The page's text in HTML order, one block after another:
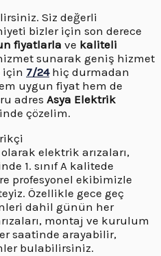
Siz değerli
bizler için son derece
fiyatlarla ve kaliteli
sunarak geniş hizmet
için 7/24hiç durmadan
uygun fiyat hem de
adres Asya Elektrik
çözelim.
olarak elektrik arızaları,
1. sınıf A kalitede
profesyonel ekibimizle
Özellikle gece geç
dahil günün her
montaj ve kurulum
saatinde arayabilir,
bulabilirsiniz.